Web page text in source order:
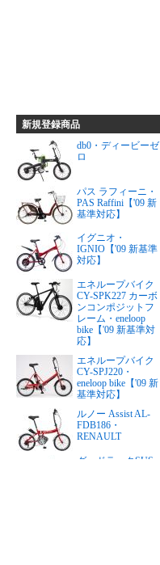
新規登録商品
db0・ディービーゼ
ロ
パス ラフィーニ・
PAS Raffini【'09 新
基準対応】
イグニオ・
IGNIO【'09 新基準
対応】
エネループバイク
CY-SPK227 カーボ
ンコンポジットフ
レーム・eneloop
bike【'09 新基準対
応】
エネループバイク
CY-SPJ220・
eneloop bike【'09 新
基準対応】
ルノー Assist AL-
FDB186・
RENAULT
グッドラックSUS